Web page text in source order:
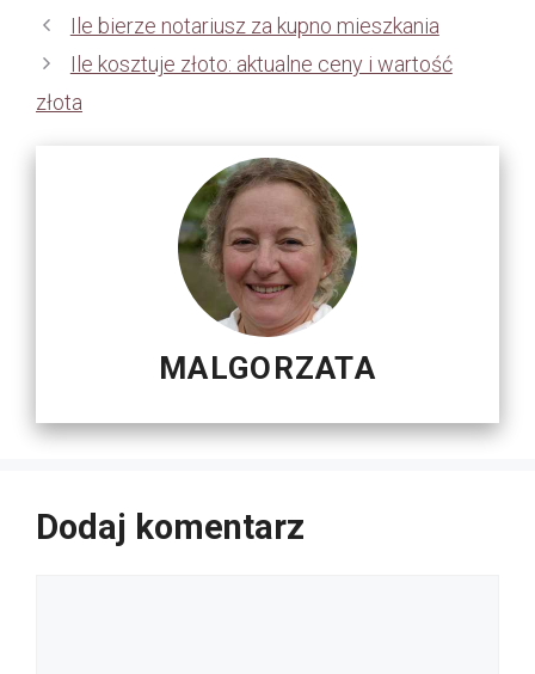
Ile bierze notariusz za kupno mieszkania
Ile kosztuje złoto: aktualne ceny i wartość
złota
MALGORZATA
Dodaj komentarz